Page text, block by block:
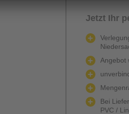
Jetzt Ihr
Angebot
Bei
PVC /